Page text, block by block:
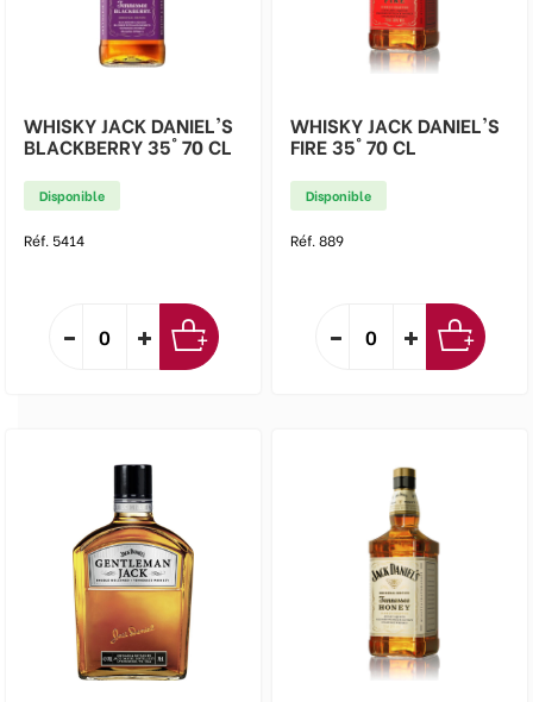
WHISKY JACK DANIEL'S
BLACKBERRY 35° 70 CL
Disponible
Réf. 5414
WHISKY JACK DANIEL'S
FIRE 35° 70 CL
Disponible
Réf. 889